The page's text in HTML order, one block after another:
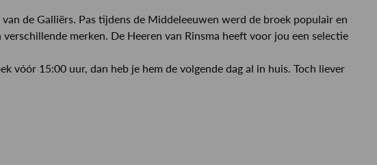
de Galliërs. Pas tijdens de Middeleeuwen werd de broek populair en
merken. De Heeren van Rinsma heeft voor jou een selectie
vóór 15:00 uur, dan heb je hem de volgende dag al in huis. Toch liever